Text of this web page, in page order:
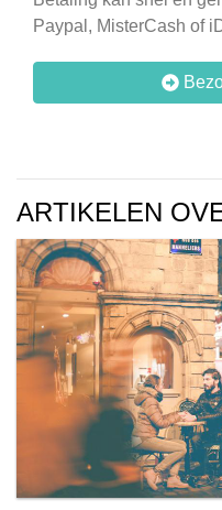
Paypal, MisterCash of
ARTIKELEN